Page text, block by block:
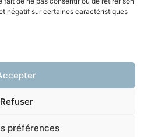
négatif sur certaines caractéristiques
Refuser
préférences
à l'écoute
Curiae